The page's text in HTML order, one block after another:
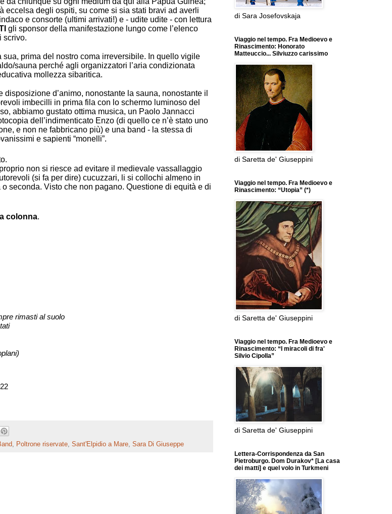
eccelsa degli ospiti, su come si sia stati bravi ad averli
e consorte (ultimi arrivati!) e - udite udite - con lettura
gli sponsor della manifestazione lungo come l’elenco
scrivo.
sua, prima del nostro coma irreversibile. In quello vigile
sauna perché agli organizzatori l’aria condizionata
mollezza sibaritica.
disposizione d’animo, nonostante la sauna, nonostante il
imbecilli in prima fila con lo schermo luminoso del
abbiamo gustato ottima musica, un Paolo Jannacci
dell’indimenticato Enzo (di quello ce n’è stato uno
e non ne fabbricano più) e una band - la stessa di
e sapienti “monelli”.
non si riesce ad evitare il medievale vassallaggio
(si fa per dire) cucuzzari, li si collochi almeno in
seconda. Visto che non pagano. Questione di equità e di
colonna.
rimasti al suolo
, Poltrone riservate, Sant'Elpidio a Mare, Sara Di Giuseppe
di Sara Josefovskaja
Viaggio nel tempo. Fra Medioevo e
Rinascimento: Honorato
Matteuccio... Silviuzzo carissimo
di Saretta de' Giuseppini
Viaggio nel tempo. Fra Medioevo e
Rinascimento: “Utopia” (*)
di Saretta de' Giuseppini
Viaggio nel tempo. Fra Medioevo e
Rinascimento: “I miracoli di fra'
Silvio Cipolla”
di Saretta de' Giuseppini
Lettera-Corrispondenza da San
Pietroburgo. Dom Durakov* [La casa
dei matti] e quel volo in Turkmeni